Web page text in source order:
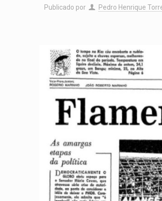
Publicado por Pedro Henrique